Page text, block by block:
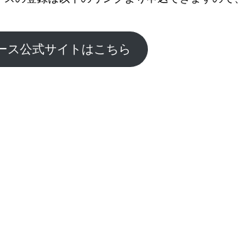
ス公式サイトはこちら